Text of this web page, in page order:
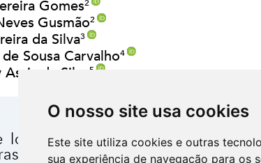
O nosso site usa cookies
Este site utiliza cookies e outras
sua experiência de navegação para os